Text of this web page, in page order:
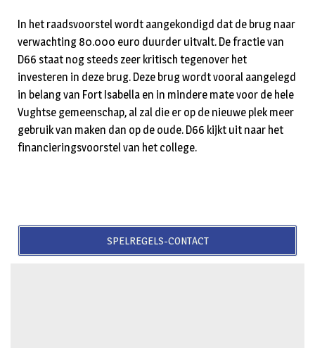
In het raadsvoorstel wordt aangekondigd dat de brug naar
verwachting 80.000 euro duurder uitvalt. De fractie van
D66 staat nog steeds zeer kritisch tegenover het
investeren in deze brug. Deze brug wordt vooral aangelegd
in belang van Fort Isabella en in mindere mate voor de hele
Vughtse gemeenschap, al zal die er op de nieuwe plek meer
gebruik van maken dan op de oude. D66 kijkt uit naar het
financieringsvoorstel van het college.
SPELREGELS-CONTACT